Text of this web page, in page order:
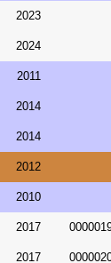
2023
2024
2011
2014
2014
2012
2010
2017
2017